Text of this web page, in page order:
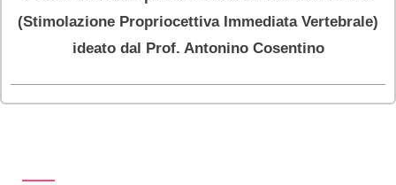
(Stimolazione Propriocettiva Immediata Vertebrale)
ideato dal Prof. Antonino Cosentino